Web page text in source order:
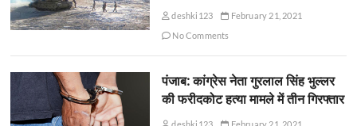
deshki123
February 21, 2021
No Comments
पंजाब: कांग्रेस नेता गुरलाल सिंह भुल्लर
की फरीदकोट हत्या मामले में तीन गिरफ्तार